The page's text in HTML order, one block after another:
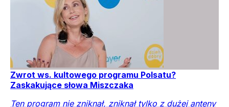
Zwrot ws. kultowego programu Polsatu?
Zaskakujące słowa Miszczaka
Ten program nie zniknął, zniknął tylko z dużej anteny